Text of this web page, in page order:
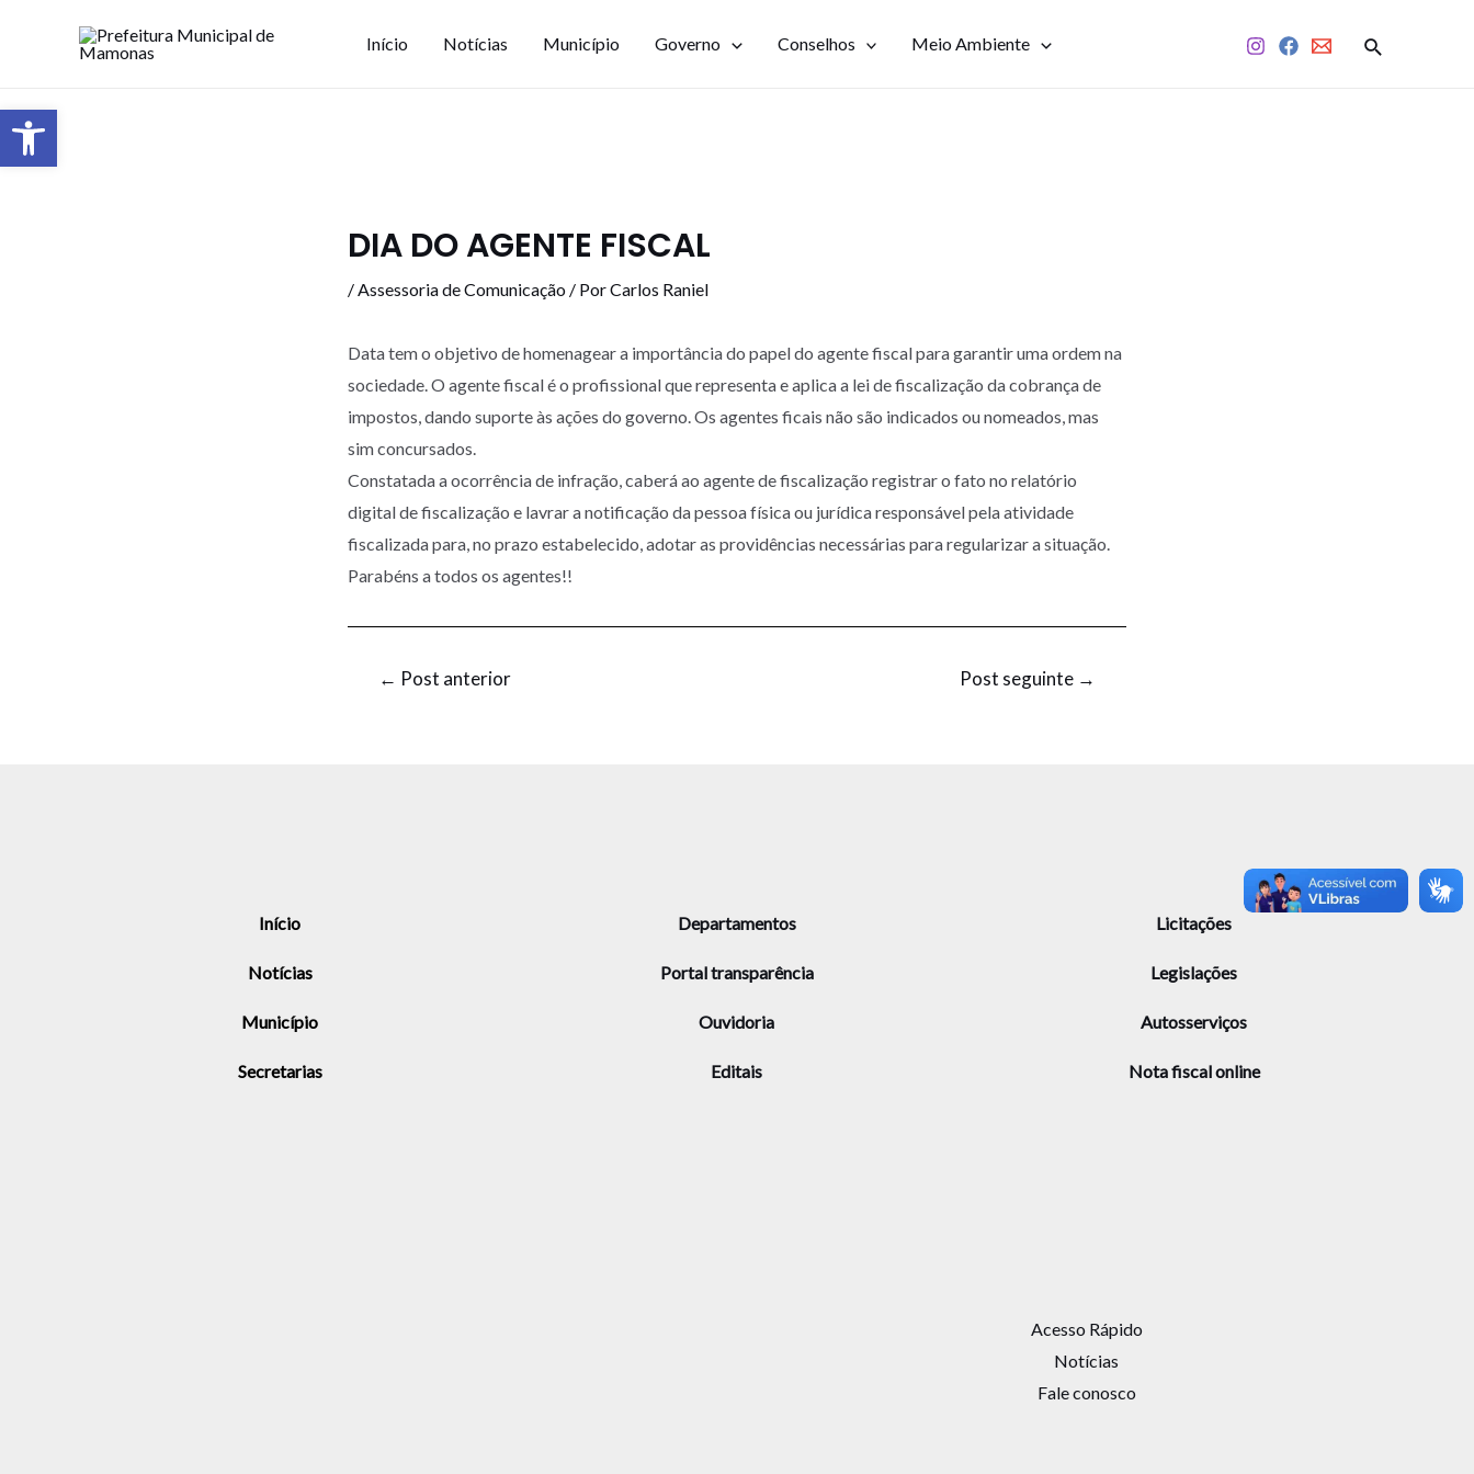
Início Notícias Município Governo Conselhos Meio Ambiente
DIA DO AGENTE FISCAL
/Assessoria de Comunicação / PorCarlos Raniel
Data tem o objetivo de homenagear a importância do papel do agente fiscal para garantir uma ordem na
sociedade. O agente fiscal é o profissional que representa e aplica a lei de fiscalização da cobrança de
impostos, dando suporte às ações do governo. Os agentes ficais não são indicados ou nomeados, mas
sim concursados.
Constatada a ocorrência de infração, caberá ao agente de fiscalização registrar o fato no relatório
digital de fiscalização e lavrar a notificação da pessoa física ou jurídica responsável pela atividade
fiscalizada para, no prazo estabelecido, adotar as providências necessárias para regularizar a situação.
Parabéns a todos os agentes!!
← Post anterior Post seguinte →
Início
Notícias
Município
Secretarias
Departamentos
Portal transparência
Ouvidoria
Editais
Licitações
Legislações
Autosserviços
Nota fiscal online
Acesso Rápido
Notícias
Fale conosco
Barra de Ferramentas Aberta